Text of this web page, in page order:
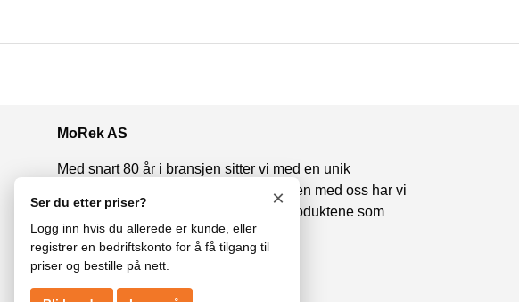
MoRek AS
Med snart 80 år i bransjen sitter vi med en unik
fagkunnskap om bil og henger. Sammen med oss har vi
de beste leverandørene og kvalitetsproduktene som
gjør det mulig å velge det beste.
FacebookInstagramLinkedIn
×
Ser du etter priser?
Logg inn hvis du allerede er kunde, eller
registrer en bedriftskonto for å få tilgang til
priser og bestille på nett.